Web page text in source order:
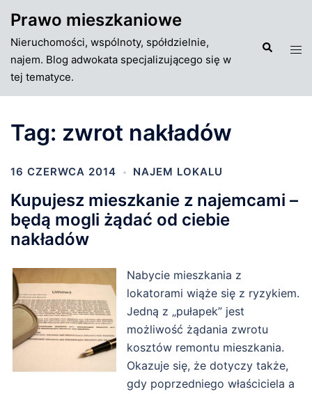
do
treści
Prawo mieszkaniowe
Nieruchomości, wspólnoty, spółdzielnie,
najem. Blog adwokata specjalizującego się w
tej tematyce.
Szukaj
Tag: zwrot nakładów
16 CZERWCA 2014 NAJEM LOKALU
Kupujesz mieszkanie z najemcami –
będą mogli żądać od ciebie
nakładów
Nabycie mieszkania z
lokatorami wiąże się z ryzykiem.
Jedną z „pułapek” jest
możliwość żądania zwrotu
kosztów remontu mieszkania.
Okazuje się, że dotyczy także,
gdy poprzedniego właściciela a